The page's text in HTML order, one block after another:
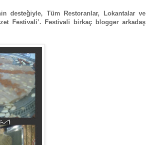
desteğiyle, Tüm Restoranlar, Lokantalar ve
Festivali’. Festivali birkaç blogger arkadaş